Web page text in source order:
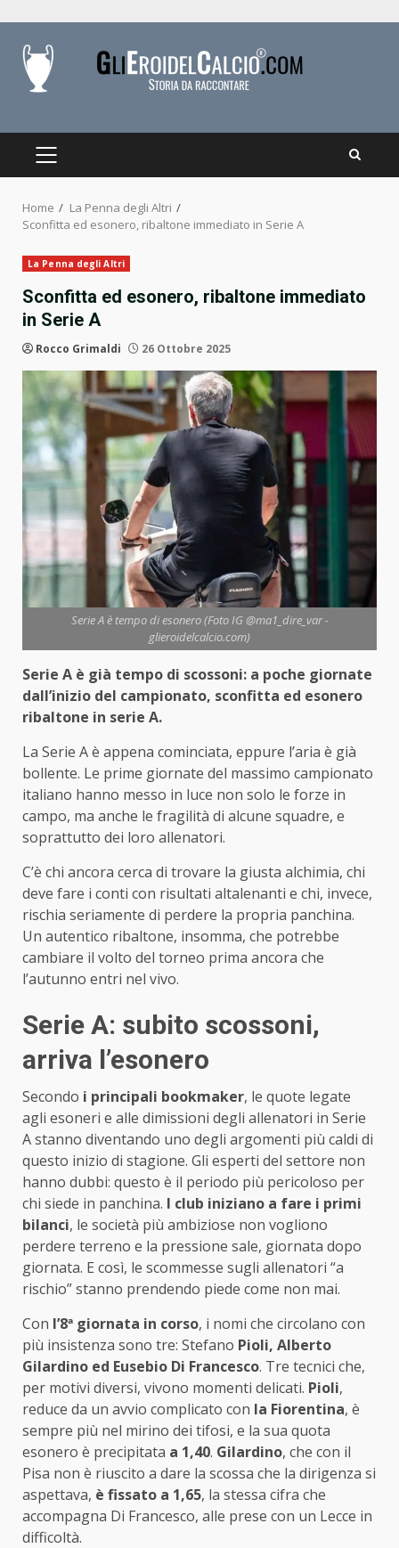
content
PRIMARY
Home
La Penna degli Altri
Sconfitta ed esonero, ribaltone immediato in Serie A
La Penna degli Altri
Sconfitta ed esonero, ribaltone immediato
in Serie A
Rocco Grimaldi 26 Ottobre 2025
Serie A è tempo di esonero (Foto IG @ma1_dire_var -
glieroidelcalcio.com)
Serie A è già tempo di scossoni: a poche giornate
dall’inizio del campionato, sconfitta ed esonero
ribaltone in serie A.
La Serie A è appena cominciata, eppure l’aria è già
bollente. Le prime giornate del massimo campionato
italiano hanno messo in luce non solo le forze in
campo, ma anche le fragilità di alcune squadre, e
soprattutto dei loro allenatori.
C’è chi ancora cerca di trovare la giusta alchimia, chi
deve fare i conti con risultati altalenanti e chi, invece,
rischia seriamente di perdere la propria panchina.
Un autentico ribaltone, insomma, che potrebbe
cambiare il volto del torneo prima ancora che
l’autunno entri nel vivo.
Serie A: subito scossoni,
arriva l’esonero
Secondo i principali bookmaker, le quote legate
agli esoneri e alle dimissioni degli allenatori in Serie
A stanno diventando uno degli argomenti più caldi di
questo inizio di stagione. Gli esperti del settore non
hanno dubbi: questo è il periodo più pericoloso per
chi siede in panchina. I club iniziano a fare i primi
bilanci, le società più ambiziose non vogliono
perdere terreno e la pressione sale, giornata dopo
giornata. E così, le scommesse sugli allenatori “a
rischio” stanno prendendo piede come non mai.
Con l’8ª giornata in corso, i nomi che circolano con
più insistenza sono tre: Stefano Pioli, Alberto
Gilardino ed Eusebio Di Francesco. Tre tecnici che,
per motivi diversi, vivono momenti delicati. Pioli,
reduce da un avvio complicato con la Fiorentina, è
sempre più nel mirino dei tifosi, e la sua quota
esonero è precipitata a 1,40. Gilardino, che con il
Pisa non è riuscito a dare la scossa che la dirigenza si
aspettava, è fissato a 1,65, la stessa cifra che
accompagna Di Francesco, alle prese con un Lecce in
difficoltà.